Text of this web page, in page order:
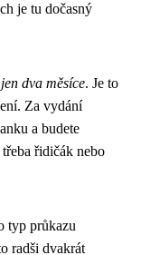
je tu dočasný
dva měsíce. Je to
Za vydání
a budete
řidičák nebo
typ průkazu
radši dvakrát